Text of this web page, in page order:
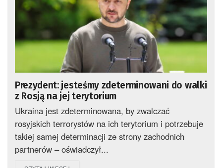
Prezydent: jesteśmy zdeterminowani do walki
z Rosją na jej terytorium
Ukraina jest zdeterminowana, by zwalczać
rosyjskich terrorystów na ich terytorium i potrzebuje
takiej samej determinacji ze strony zachodnich
partnerów – oświadczył...